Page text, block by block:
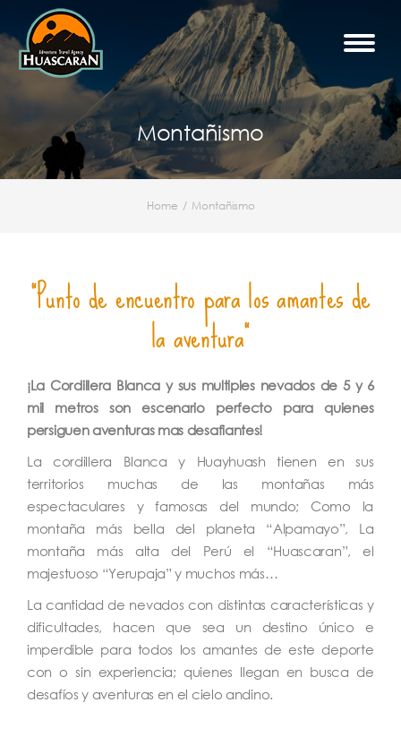
Montañismo
You are here:
Home Montañismo
"Punto de encuentro para los amantes de
la aventura"
¡La Cordillera Blanca y sus multiples nevados de 5 y 6
mil metros son escenario perfecto para quienes
persiguen aventuras mas desafiantes!
La cordillera Blanca y Huayhuash tienen en sus
territorios muchas de las montañas más
espectaculares y famosas del mundo; Como la
montaña más bella del planeta “Alpamayo”, La
montaña más alta del Perú el “Huascaran”, el
majestuoso “Yerupaja” y muchos más…
La cantidad de nevados con distintas características y
dificultades, hacen que sea un destino único e
imperdible para todos los amantes de este deporte
con o sin experiencia; quienes llegan en busca de
desafíos y aventuras en el cielo andino.